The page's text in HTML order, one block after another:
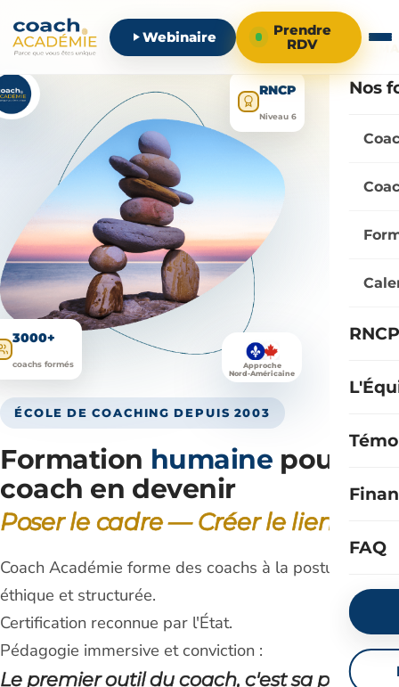
Webinaire
Prendre
RDV
Nos
FAQ
ÉCOLE DE COACHING DEPUIS 2003
Formation humaine pour
coach en devenir
Poser le cadre — Créer le lien
Coach Académie forme des coachs à la posture
éthique et structurée.
Certification reconnue par l'État.
Pédagogie immersive et conviction :
Le premier outil du coach, c'est sa propre
RNCP
Niveau 6
3000+
coachs formés
Approche
Nord-Américaine